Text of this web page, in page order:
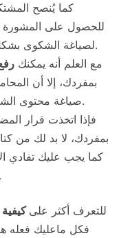
كما يُنصح
للحصول على المشورة
لصياغة الشكوى بشكل صحيح حتى لا يتم رفضها.
مع العلم أنه يمكنك
بمفردك، إلا أن
صياغة محتوى الشكوى بأسلوب صحيح ومقنع.
فإذا اتخذت قرار
بمفردك، لا بد لك من
كما يجب عليك تفادي
يجب أن تؤخذ بعين الاعتبار.
للتعرف أكثر على
فكل ماعليك فعله